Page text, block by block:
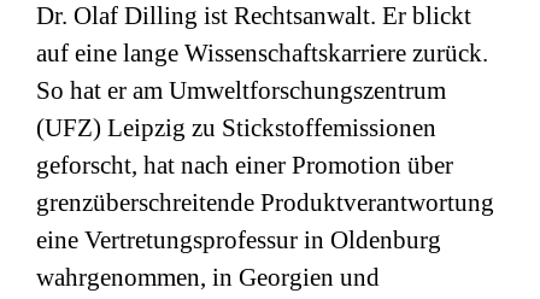
Dr. Olaf Dilling ist Rechtsanwalt. Er blickt
auf eine lange Wissenschaftskarriere zurück.
So hat er am Umweltforschungszentrum
(UFZ) Leipzig zu Stickstoffemissionen
geforscht, hat nach einer Promotion über
grenzüberschreitende Produktverantwortung
eine Vertretungsprofessur in Oldenburg
wahrgenommen, in Georgien und